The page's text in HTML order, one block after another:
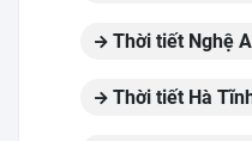
Thời tiết Nghệ
Thời tiết Hà